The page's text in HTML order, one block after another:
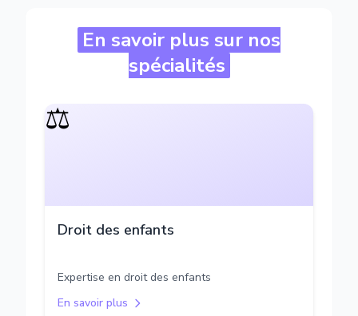
En savoir plus sur nos
spécialités
⚖️
Droit des enfants
Expertise en droit des enfants
En savoir plus